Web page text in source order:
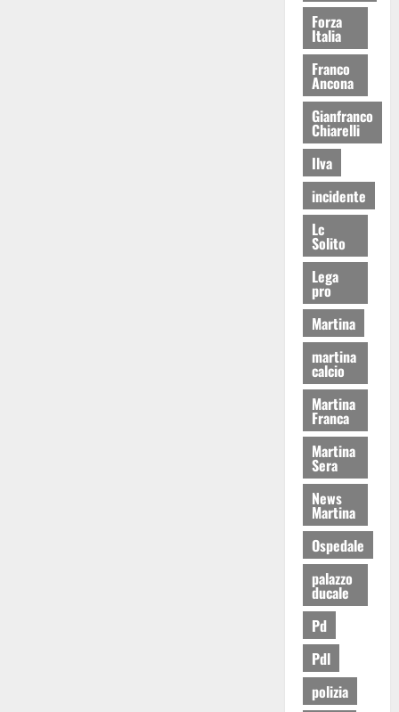
Forza
Italia
Franco
Ancona
Gianfranco
Chiarelli
Ilva
incidente
Lc
Solito
Lega
pro
Martina
martina
calcio
Martina
Franca
Martina
Sera
News
Martina
Ospedale
palazzo
ducale
Pd
Pdl
polizia